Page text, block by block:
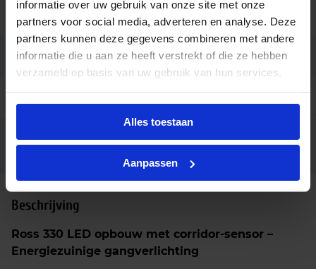
informatie over uw gebruik van onze site met onze
partners voor social media, adverteren en analyse. Deze
partners kunnen deze gegevens combineren met andere
informatie die u aan ze heeft verstrekt of die ze hebben
verzameld op basis van uw gebruik van hun services.
Alles toestaan
Aanpassen
Insteekconnector 3 polig
Garantie 5 jaar
Opties op
Behuizing grijs / zwart / corten
Beschrijving
Ross 330 LED opbouw met corridor-sensor –
Energiezuinige gangverlichting